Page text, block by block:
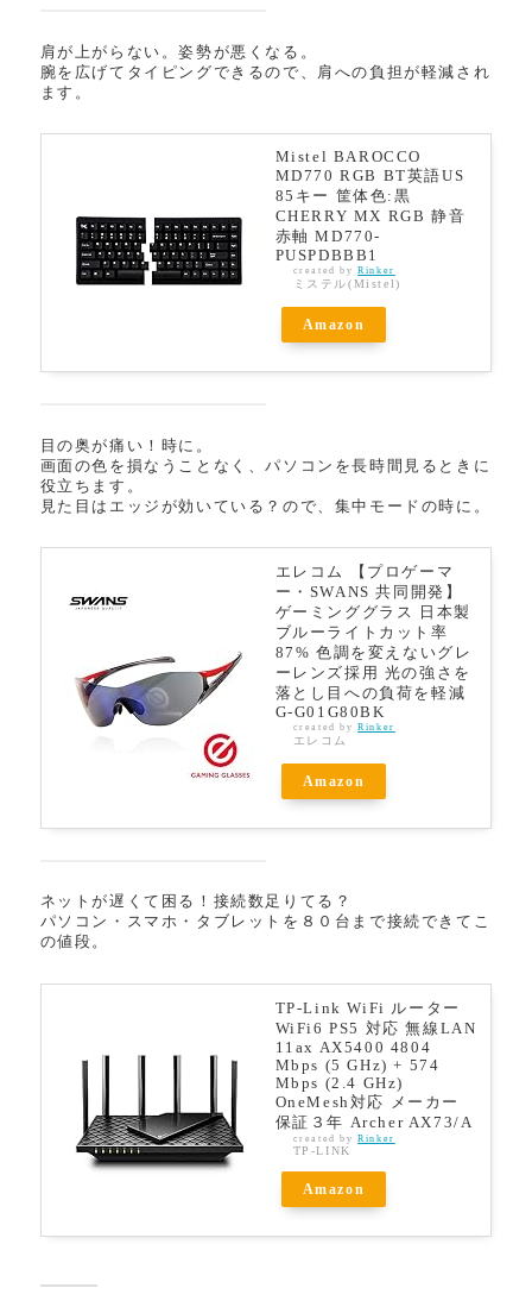
肩が上がらない。姿勢が悪くなる。
腕を広げてタイピングできるので、肩への負担が軽減され
ます。
Mistel BAROCCO
MD770 RGB BT英語US
85キー 筐体色:黒
CHERRY MX RGB 静音
赤軸 MD770-
PUSPDBBB1
created byRinker
ミステル(Mistel)
Amazon
目の奥が痛い！時に。
画面の色を損なうことなく、パソコンを長時間見るときに
役立ちます。
見た目はエッジが効いている？ので、集中モードの時に。
エレコム 【プロゲーマ
ー・SWANS 共同開発】
ゲーミンググラス 日本製
ブルーライトカット率
87% 色調を変えないグレ
ーレンズ採用 光の強さを
落とし目への負荷を軽減
G-G01G80BK
created byRinker
エレコム
Amazon
ネットが遅くて困る！接続数足りてる？
パソコン・スマホ・タブレットを８０台まで接続できてこ
の値段。
TP-Link WiFi ルーター
WiFi6 PS5 対応 無線LAN
11ax AX5400 4804
Mbps (5 GHz) + 574
Mbps (2.4 GHz)
OneMesh対応 メーカー
保証３年 Archer AX73/A
created byRinker
TP-LINK
Amazon